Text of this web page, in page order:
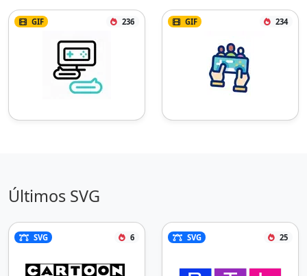
GIF 236 GIF 234
Últimos SVG
SVG 6 SVG 25